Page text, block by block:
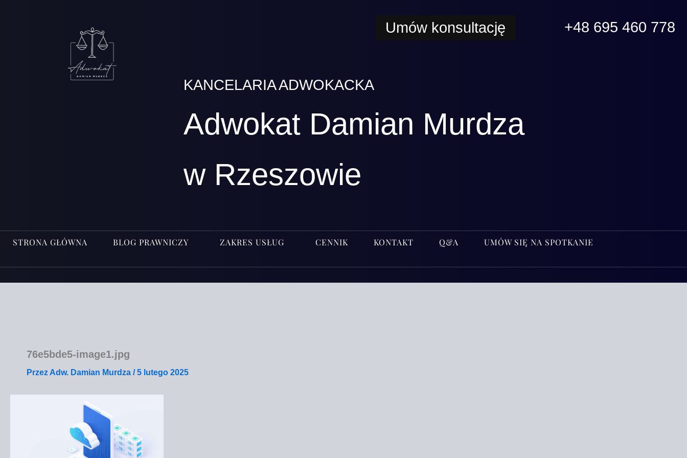
Umów konsultację +48 695 460 778
KANCELARIA ADWOKACKA
Adwokat Damian Murdza
w Rzeszowie
STRONA GŁÓWNA BLOG PRAWNICZY ZAKRES USŁUG CENNIK KONTAKT Q&A UMÓW SIĘ NA SPOTKANIE
76e5bde5-image1.jpg
Przez Adw. Damian Murdza /5 lutego 2025